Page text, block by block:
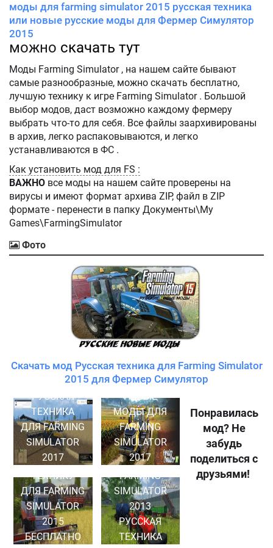
моды для farming simulator 2015 русская техника
или новые русские моды для Фермер Симулятор
2015
можно скачать тут
Моды Farming Simulator , на нашем сайте бывают
самые разнообразные, можно скачать бесплатно,
лучшую технику к игре Farming Simulator . Большой
выбор модов, даст возможно каждому фермеру
выбрать что-то для себя. Все файлы заархивированы
в архив, легко распаковываются, и легко
устанавливаются в ФС .
Как установить мод для FS :
ВАЖНО все моды на нашем сайте проверены на
вирусы и имеют формат архива ZIP, файл в ZIP
формате - перенести в папку Документы\My
Games\FarmingSimulator
Фото
Скачать мод Русская техника для Farming Simulator
2015 для Фермер Симулятор
РУССКАЯ
ТЕХНИКА
ДЛЯ FARMING
SIMULATOR
2017
НОВЫЕ
МОДЫ ДЛЯ
FARMING
SIMULATOR
2017
СКАЧАТЬ
ТЕХНИКУ
ДЛЯ FARMING
SIMULATOR
2015
БЕСПЛАТНО
МОДЫ ДЛЯ
FARMING
SIMULATOR
2013
РУССКАЯ
ТЕХНИКА
Понравилась
мод? Не
забудь
поделиться с
друзьями!